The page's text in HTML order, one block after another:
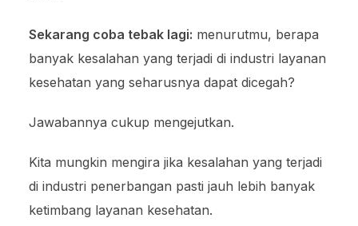
Sekarang coba tebak lagi: menurutmu, berapa
banyak kesalahan yang terjadi di industri layanan
kesehatan yang seharusnya dapat dicegah?
Jawabannya cukup mengejutkan.
Kita mungkin mengira jika kesalahan yang terjadi
di industri penerbangan pasti jauh lebih banyak
ketimbang layanan kesehatan.